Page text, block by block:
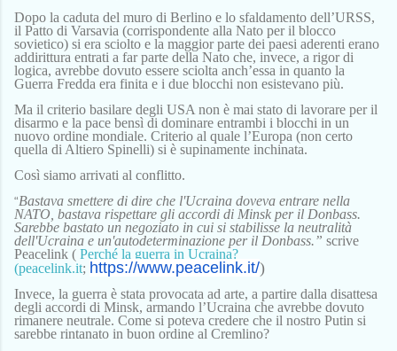
Dopo la caduta del muro di Berlino e lo sfaldamento dell’URSS,
il Patto di Varsavia (corrispondente alla Nato per il blocco
sovietico) si era sciolto e la maggior parte dei paesi aderenti erano
addirittura entrati a far parte della Nato che, invece, a rigor di
logica, avrebbe dovuto essere sciolta anch’essa in quanto la
Guerra Fredda era finita e i due blocchi non esistevano più.
Ma il criterio basilare degli USA non è mai stato di lavorare per il
disarmo e la pace bensì di dominare entrambi i blocchi in un
nuovo ordine mondiale. Criterio al quale l’Europa (non certo
quella di Altiero Spinelli) si è supinamente inchinata.
Così siamo arrivati al conflitto.
“Bastava smettere di dire che l'Ucraina doveva entrare nella
NATO, bastava rispettare gli accordi di Minsk per il Donbass.
Sarebbe bastato un negoziato in cui si stabilisse la neutralità
dell'Ucraina e un'autodeterminazione per il Donbass.” scrive
Peacelink ( Perché la guerra in Ucraina?
(peacelink.it; https://www.peacelink.it/)
Invece, la guerra è stata provocata ad arte, a partire dalla disattesa
degli accordi di Minsk, armando l’Ucraina che avrebbe dovuto
rimanere neutrale. Come si poteva credere che il nostro Putin si
sarebbe rintanato in buon ordine al Cremlino?